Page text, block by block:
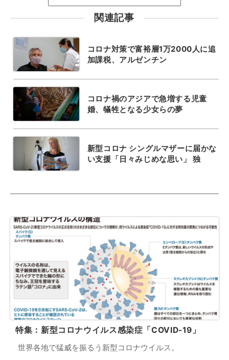
関連記事
コロナ対策で富裕層1万2000人に追
加課税、アルゼンチン
コロナ禍のアジアで急増する児童
婚、犠牲となる少女らの夢
新型コロナ シングルマザーに届かな
い支援「日々みじめな思い」 独
特集：新型コロナウイルス感染症「COVID-19」
世界各地で猛威を振るう新型コロナウイルス。